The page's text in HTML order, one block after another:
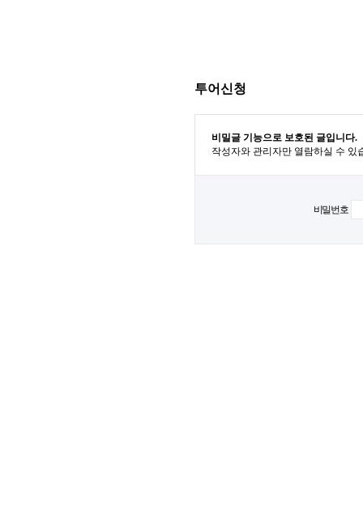
투어신청
비밀글 기능으로 보호된 글입니다.
작성자와 관리자만 열람하실 수 있
비밀번호